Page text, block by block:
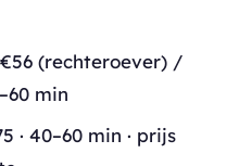
(rechteroever) /
min
· 40–60 min · prijs